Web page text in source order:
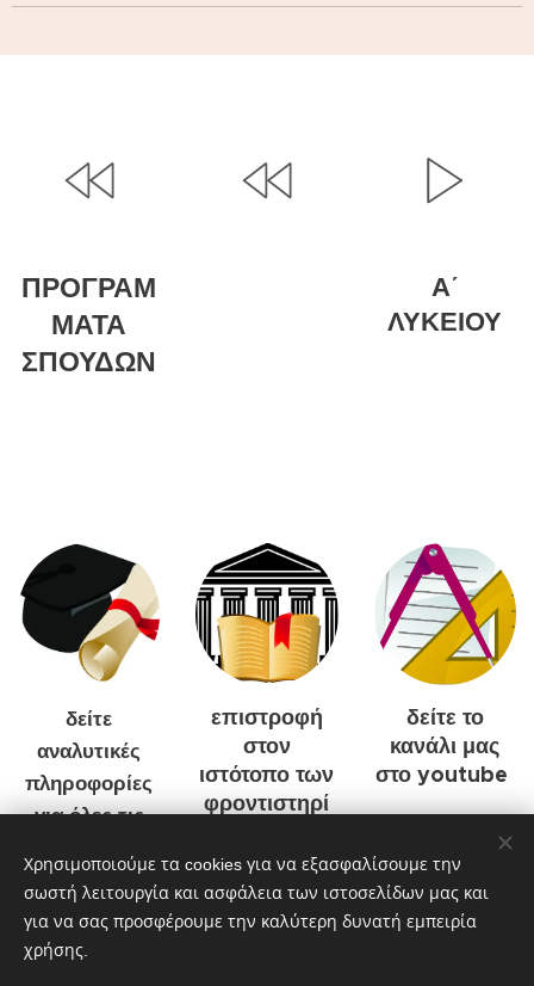
ΠΡΟΓΡΑΜ
ΜΑΤΑ
ΣΠΟΥΔΩΝ
Α΄
ΛΥΚΕΙΟΥ
δείτε
αναλυτικές
πληροφορίες
για όλες τις
ΤΕΙ
επιστροφή
στον
ιστότοπο των
φροντιστηρί
δείτε το
κανάλι μας
στο youtube
Χρησιμοποιούμε τα cookies για να εξασφαλίσουμε την
σωστή λειτουργία και ασφάλεια των ιστοσελίδων μας και
για να σας προσφέρουμε την καλύτερη δυνατή εμπειρία
χρήσης.